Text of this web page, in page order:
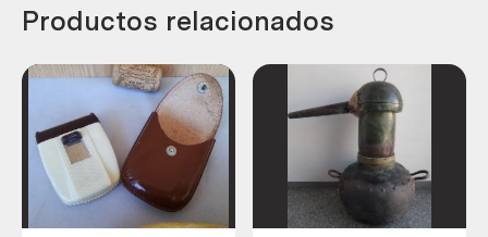
Productos relacionados